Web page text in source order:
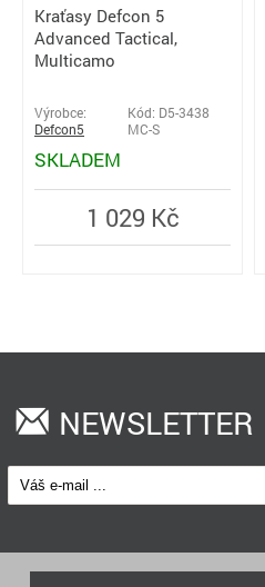
Kraťasy Defcon 5
Advanced Tactical,
Multicamo
Výrobce:
Defcon5
Kód: D5-3438
MC-S
SKLADEM
1 029 Kč
NEWSLETTER